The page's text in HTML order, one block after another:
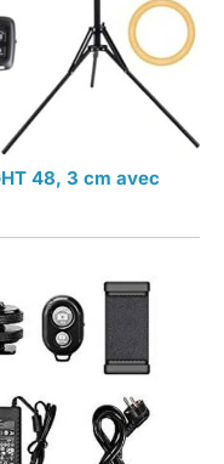
48, 3 cm avec